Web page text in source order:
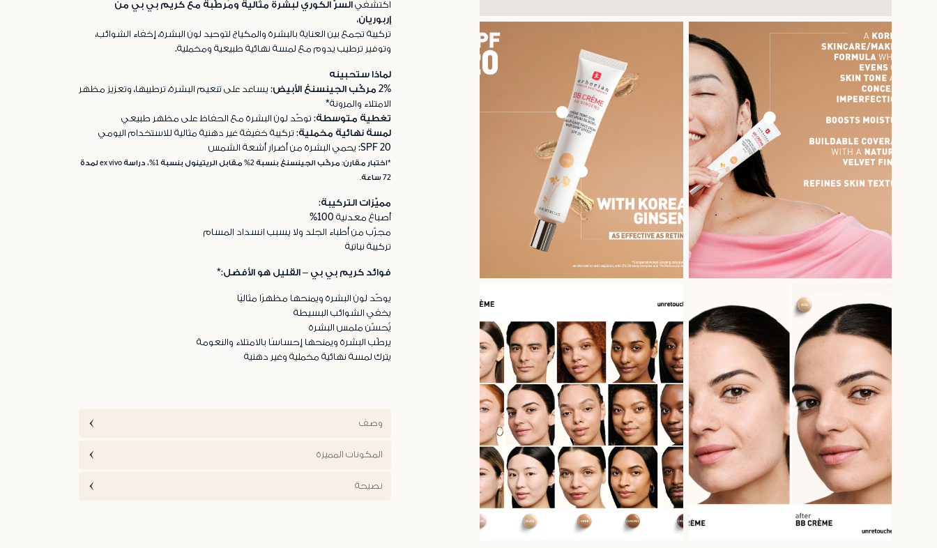
اكتشفي السرّ الكوري لبشرة مثالية ومُرطّبة مع كريم بي بي من
إربوريان،
تركيبة تجمع بين العناية بالبشرة والمكياج لتوحيد لون البشرة، إخفاء الشوائب،
وتوفير ترطيب يدوم مع لمسة نهائية طبيعية ومخملية.
لماذا ستحبينه
2% مركّب الجينسنغ الأبيض:
يساعد على تنعيم البشرة، ترطيبها، وتعزيز مظهر
الامتلاء والمرونة*
تغطية متوسطة: توحّد لون البشرة مع الحفاظ على مظهر طبيعي
لمسة نهائية مخملية: تركيبة خفيفة غير دهنية مثالية للاستخدام اليومي
SPF 20: يحمي البشرة من أضرار أشعة الشمس
*اختبار مقارن: مركّب الجينسنغ بنسبة 2% مقابل الريتينول بنسبة 1%، دراسة ex vivo لمدة
72 ساعة.
مميّزات التركيبة:
أصباغ معدنية 100%
مجرّب من أطباء الجلد ولا يسبب انسداد المسام
تركيبة نباتية
فوائد كريم بي بي – القليل هو الأفضل:*
يوحّد لون البشرة ويمنحها مظهرًا مثاليًا
يخفي الشوائب البسيطة
يُحسّن ملمس البشرة
يرطّب البشرة ويمنحها إحساسًا بالامتلاء والنعومة
يترك لمسة نهائية مخملية وغير دهنية
وصف
المكونات المميزة
نصيحة